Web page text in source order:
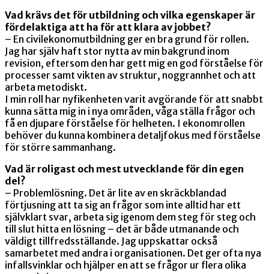
Vad krävs det för utbildning och vilka egenskaper är
fördelaktiga att ha för att klara av jobbet?
– En civilekonomutbildning ger en bra grund för rollen.
Jag har själv haft stor nytta av min bakgrund inom
revision, eftersom den har gett mig en god förståelse för
processer samt vikten av struktur, noggrannhet och att
arbeta metodiskt.
I min roll har nyfikenheten varit avgörande för att snabbt
kunna sätta mig in i nya områden, våga ställa frågor och
få en djupare förståelse för helheten. I ekonomrollen
behöver du kunna kombinera detaljfokus med förståelse
för större sammanhang.
Vad är roligast och mest utvecklande för din egen
del?
– Problemlösning. Det är lite av en skräckblandad
förtjusning att ta sig an frågor som inte alltid har ett
självklart svar, arbeta sig igenom dem steg för steg och
till slut hitta en lösning – det är både utmanande och
väldigt tillfredsställande. Jag uppskattar också
samarbetet med andra i organisationen. Det ger ofta nya
infallsvinklar och hjälper en att se frågor ur flera olika